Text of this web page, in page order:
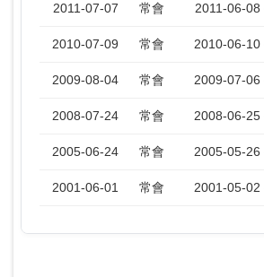
2011-07-07 常會 2011-06-08
2010-07-09 常會 2010-06-10
2009-08-04 常會 2009-07-
2008-07-24 常會 2008-06-
2005-06-24 常會 2005-05-
2001-06-01 常會 2001-05-02